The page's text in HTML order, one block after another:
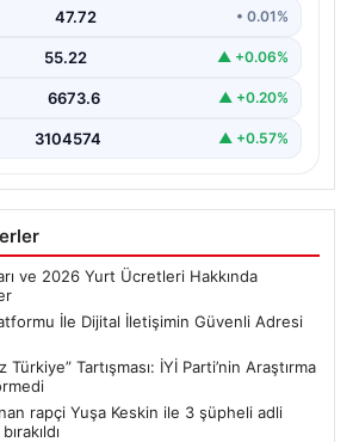
insanların güvenli bir biçimde bağlantı
47.72 • 0.01%
55.22 ▲ +0.06%
6673.6 ▲ +0.20%
3104574 ▲ +0.57%
ve 2026 Yurt Ücretleri Hakkında
İle Dijital İletişimin Güvenli Adresi
Türkiye” Tartışması: İYİ Parti’nin Araştırma
rapçi Yuşa Keskin ile 3 şüpheli adli